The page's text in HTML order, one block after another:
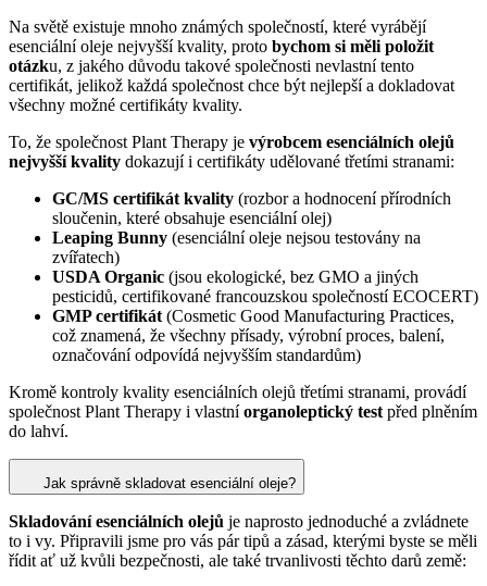
Na světě existuje mnoho známých společností, které vyrábějí
esenciální oleje nejvyšší kvality, proto bychom si měli položit
otázku, z jakého důvodu takové společnosti nevlastní tento
certifikát, jelikož každá společnost chce být nejlepší a dokladovat
všechny možné certifikáty kvality.
To, že společnost Plant Therapy je výrobcem esenciálních olejů
nejvyšší kvality dokazují i certifikáty udělované třetími stranami:
GC/MS certifikát kvality (rozbor a hodnocení přírodních
sloučenin, které obsahuje esenciální olej)
Leaping Bunny (esenciální oleje nejsou testovány na
zvířatech)
USDA Organic (jsou ekologické, bez GMO a jiných
pesticidů, certifikované francouzskou společností ECOCERT)
GMP certifikát (Cosmetic Good Manufacturing Practices,
což znamená, že všechny přísady, výrobní proces, balení,
označování odpovídá nejvyšším standardům)
Kromě kontroly kvality esenciálních olejů třetími stranami, provádí
společnost Plant Therapy i vlastníorganoleptický test před plněním
do lahví.
Jak správně skladovat esenciální oleje?
Skladování esenciálních olejů je naprosto jednoduché a zvládnete
to i vy. Připravili jsme pro vás pár tipů a zásad, kterými byste se měli
řídit ať už kvůli bezpečnosti, ale také trvanlivosti těchto darů země: